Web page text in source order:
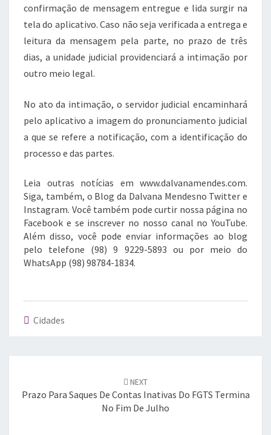
confirmação de mensagem entregue e lida surgir na
tela do aplicativo. Caso não seja verificada a entrega e
leitura da mensagem pela parte, no prazo de três
dias, a unidade judicial providenciará a intimação por
outro meio legal.
No ato da intimação, o servidor judicial encaminhará
pelo aplicativo a imagem do pronunciamento judicial
a que se refere a notificação, com a identificação do
processo e das partes.
Leia outras notícias em www.dalvanamendes.com.
Siga, também, o Blog da Dalvana Mendesno Twitter e
Instagram. Você também pode curtir nossa página no
Facebook e se inscrever no nosso canal no YouTube.
Além disso, você pode enviar informações ao blog
pelo telefone (98) 9 9229-5893 ou por meio do
WhatsApp (98) 98784-1834.
Cidades
NEXT
Prazo Para Saques De Contas Inativas Do FGTS Termina
No Fim De Julho